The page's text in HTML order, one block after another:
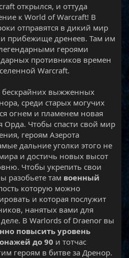
открылся, и оттуда
к World of Warcraft! В
отправятся в дикий мир
прибежище дренеев. Там им
героями
противников времен
Warcraft.
бескрайних выжженных
среди старых могучих
огнем и пламенем новая
Орда. Чтобы спасти свой мир
героям Азерота
дальние уголки этого не
и достичь новых высот
Чтобы укрепить свои
разобьете там военный
которую можно
и которая послужит
нанятых вами для
В Warlords of Draenor вы
повысить уровень
до 90 и тотчас
героям в битве за Дренор.